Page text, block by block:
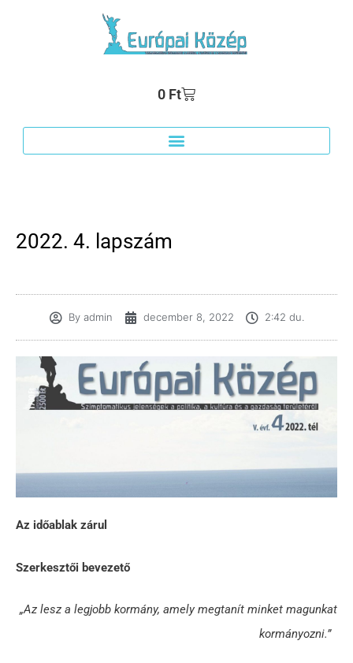
0 Ft
2022. 4. lapszám
Byadmin december 8, 2022 2:42 du.
Az időablak zárul
Szerkesztői bevezető
„Az lesz a legjobb kormány, amely megtanít minket magunkat
kormányozni.”